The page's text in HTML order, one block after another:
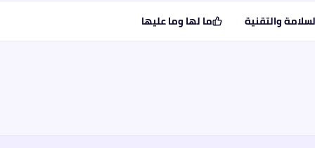
والتقنية ما لها وما عليها